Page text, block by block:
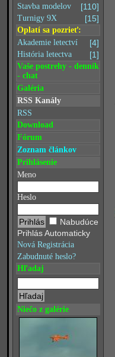
[110]
Stavba modelov
[15]
Turnigy 9X
Oplatí sa pozrieť:
[4]
Akademie letectví
[1]
História letectva
Vaše postrehy - denník
- chat
Galéria
RSS Kanály
RSS
Download
Fórum
Zoznam článkov
Prihlásenie
Meno
Heslo
Nabudúce
Prihlás Automaticky
Nová Registrácia
Zabudnuté heslo?
Hľadaj
Niečo z galérie